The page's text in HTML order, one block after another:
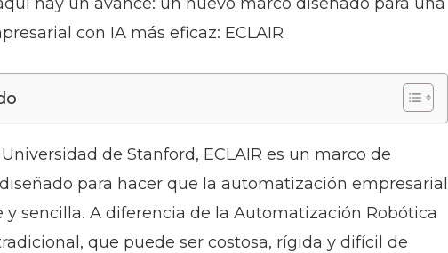
con IA más eficaz: ECLAIR
de Stanford, ECLAIR es un marco de
para hacer que la automatización empresarial
sencilla. A diferencia de la Automatización Robótica
que puede ser costosa, rígida y difícil de